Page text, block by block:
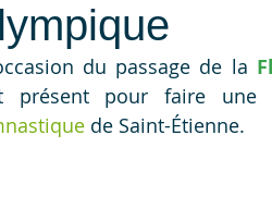
du passage de la
présent pour faire une
de Saint-Étienne.